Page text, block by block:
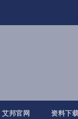
艾邦官网 资料下